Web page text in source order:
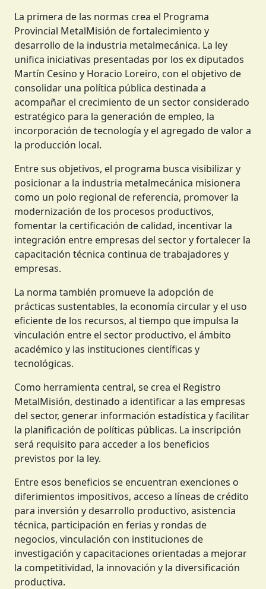
La primera de las normas crea el Programa
Provincial MetalMisión de fortalecimiento y
desarrollo de la industria metalmecánica. La ley
unifica iniciativas presentadas por los ex diputados
Martín Cesino y Horacio Loreiro, con el objetivo de
consolidar una política pública destinada a
acompañar el crecimiento de un sector considerado
estratégico para la generación de empleo, la
incorporación de tecnología y el agregado de valor a
la producción local.
Entre sus objetivos, el programa busca visibilizar y
posicionar a la industria metalmecánica misionera
como un polo regional de referencia, promover la
modernización de los procesos productivos,
fomentar la certificación de calidad, incentivar la
integración entre empresas del sector y fortalecer la
capacitación técnica continua de trabajadores y
empresas.
La norma también promueve la adopción de
prácticas sustentables, la economía circular y el uso
eficiente de los recursos, al tiempo que impulsa la
vinculación entre el sector productivo, el ámbito
académico y las instituciones científicas y
tecnológicas.
Como herramienta central, se crea el Registro
MetalMisión, destinado a identificar a las empresas
del sector, generar información estadística y facilitar
la planificación de políticas públicas. La inscripción
será requisito para acceder a los beneficios
previstos por la ley.
Entre esos beneficios se encuentran exenciones o
diferimientos impositivos, acceso a líneas de crédito
para inversión y desarrollo productivo, asistencia
técnica, participación en ferias y rondas de
negocios, vinculación con instituciones de
investigación y capacitaciones orientadas a mejorar
la competitividad, la innovación y la diversificación
productiva.